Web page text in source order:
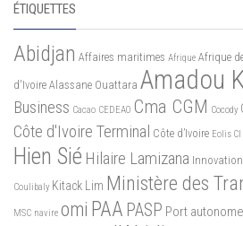
ÉTIQUETTES
Abidjan Affaires maritimes Afrique Afrique
d'Ivoire Alassane Ouattara Amadou
Business Cacao CEDEAO Cma CGM Cocody
Côte d'Ivoire Terminal Côte d’Ivoire Eolis CI
Hien Sié Hilaire Lamizana Innovation
Coulibaly Kitack Lim Ministère des
MSC navire omi PAA PASP Port